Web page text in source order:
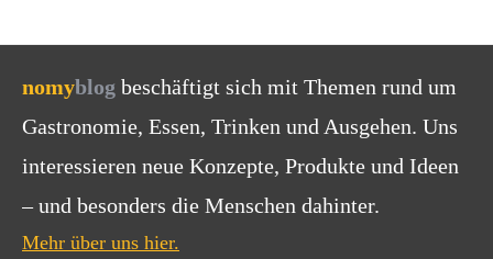
nomyblog beschäftigt sich mit Themen rund um
Gastronomie, Essen, Trinken und Ausgehen. Uns
interessieren neue Konzepte, Produkte und Ideen
– und besonders die Menschen dahinter.
Mehr über uns hier.